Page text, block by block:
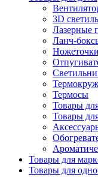
3D
Лазерные
Ланч-
Ножеточки
Термосы
Товары
Товары
Товары для
Товары для